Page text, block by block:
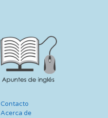
Contacto
Acerca de